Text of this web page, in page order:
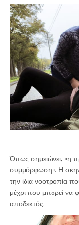
Όπως σημειώνει, «η
συμμόρφωση». Η
την ίδια νοοτροπία
μέχρι που μπορεί να
αποδεκτός.